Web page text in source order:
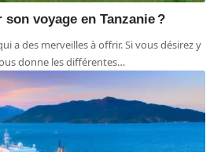
voyage en Tanzanie ?
a des merveilles à offrir. Si vous désirez y
donne les différentes…